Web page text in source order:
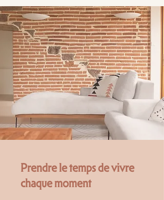
Prendre le temps de vivre
chaque moment